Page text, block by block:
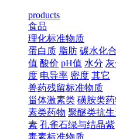
products
食品
理化标准物质
蛋白质 脂肪 碳水化
值 酸价 pH值 水分
度 电导率 密度 其它
兽药残留标准物质
甾体激素类 磺胺类药
素类药物 聚醚类抗
素 孔雀石绿与结晶紫
毒素标准物质